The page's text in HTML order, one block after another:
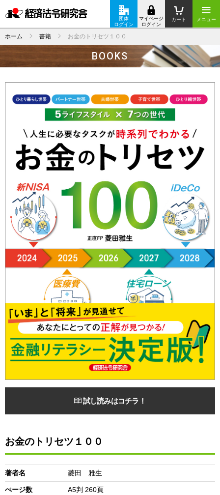
メニュー
カート
マイページ
ログイン
団体
ログイン
ホーム 書籍 お金のトリセツ１００
BOOKS
試し読みはコチラ！
お金のトリセツ１００
著者名 菱田 雅生
ぺージ数 A5判 260頁